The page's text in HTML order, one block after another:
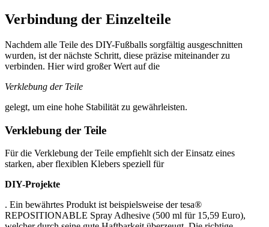
Verbindung der Einzelteile
Nachdem alle Teile des DIY-Fußballs sorgfältig ausgeschnitten
wurden, ist der nächste Schritt, diese präzise miteinander zu
verbinden. Hier wird großer Wert auf die
Verklebung der Teile
gelegt, um eine hohe Stabilität zu gewährleisten.
Verklebung der Teile
Für die Verklebung der Teile empfiehlt sich der Einsatz eines
starken, aber flexiblen Klebers speziell für
DIY-Projekte
. Ein bewährtes Produkt ist beispielsweise der tesa®
REPOSITIONABLE Spray Adhesive (500 ml für 15,59 Euro),